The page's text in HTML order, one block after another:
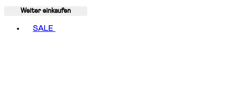
Weiter einkaufen
SALE